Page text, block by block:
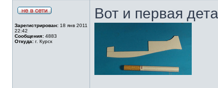
Зарегистрирован: 18 янв 2011
22:42
Сообщения: 4883
Откуда: г. Курск
Вот и первая